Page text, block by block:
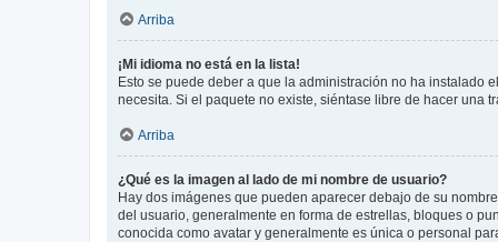
Arriba
¡Mi idioma no está en la lista!
Esto se puede deber a que la administración no ha instalado
necesita. Si el paquete no existe, siéntase libre de hacer una
Arriba
¿Qué es la imagen al lado de mi nombre de usuario?
Hay dos imágenes que pueden aparecer debajo de su
del usuario, generalmente en forma de estrellas, bloques o
conocida como avatar y generalmente es única o personal